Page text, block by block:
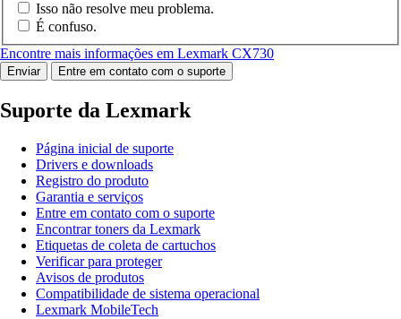
Isso não resolve meu problema.
É confuso.
Encontre mais informações em Lexmark CX730
Enviar Entre em contato com o suporte
Suporte da Lexmark
Página inicial de suporte
Drivers e downloads
Registro do produto
Garantia e serviços
Entre em contato com o suporte
Encontrar toners da Lexmark
Etiquetas de coleta de cartuchos
Verificar para proteger
Avisos de produtos
Compatibilidade de sistema operacional
Lexmark MobileTech